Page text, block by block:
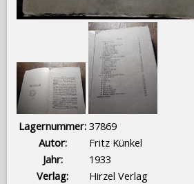
Lagernummer: 37869
Autor:
Fritz Künkel
Jahr:
1933
Verlag:
Hirzel Verlag